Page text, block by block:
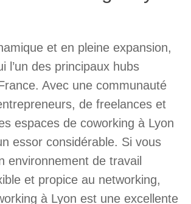
et en pleine expansion,
l’un des principaux hubs
Avec une communauté
de freelances et
espaces de coworking à Lyon
essor considérable. Si vous
environnement de travail
et propice au networking,
à Lyon est une excellente